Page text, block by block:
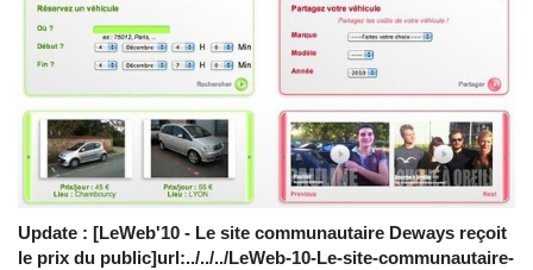
Update : [LeWeb'10 - Le site communautaire Deways reçoit
le prix du public]url:../../../LeWeb-10-Le-site-communautaire-